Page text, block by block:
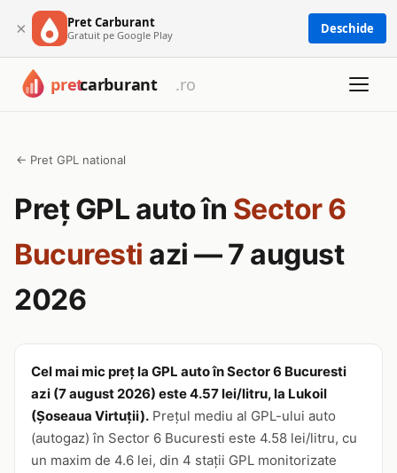
× Pret Carburant
Gratuit pe Google Play Deschide
← Pret GPL national
Preț GPL auto în Sector 6
Bucuresti azi — 7 august
2026
Cel mai mic preț la GPL auto în Sector 6 Bucuresti
azi (7 august 2026) este 4.57 lei/litru, la Lukoil
(Șoseaua Virtuții). Prețul mediu al GPL-ului auto
(autogaz) în Sector 6 Bucuresti este 4.58 lei/litru, cu
un maxim de 4.6 lei, din 4 stații GPL monitorizate